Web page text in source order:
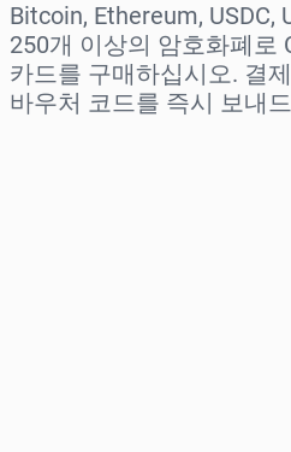
Bitcoin, Ethereum, USDC,
250개 이상의 암호화폐로
카드를 구매하십시오. 결
바우처 코드를 즉시 보내